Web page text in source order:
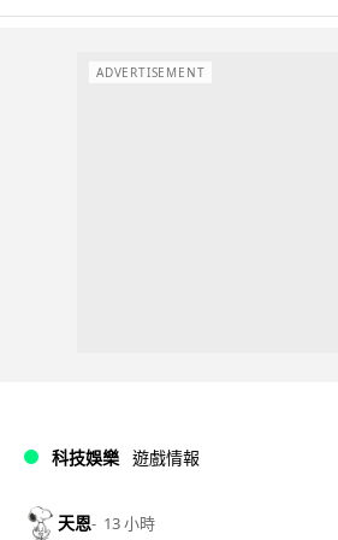
ADVERTISEMENT
科技娛樂 遊戲情報
天恩 13 小時